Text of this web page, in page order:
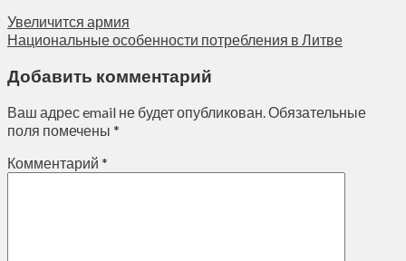
Увеличится армия
Национальные особенности потребления в Литве
Добавить комментарий
Ваш адрес email не будет опубликован.Обязательные
поля помечены *
Комментарий *